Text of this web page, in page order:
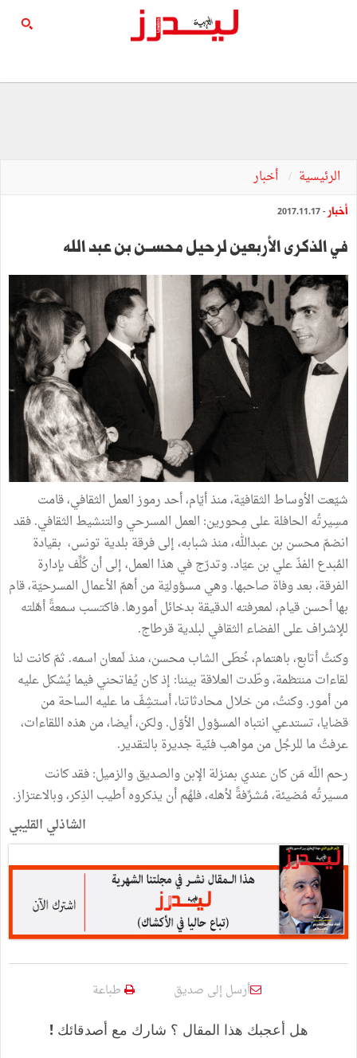
الرئيسية أخبار
أخبار - 2017.11.17
في الذكرى الأربعين لرحيل محســن بن عبد الله
شيّعت الأوساط الثقافيّة، منذ أيّام، أحد رموز العمل الثقافي، قامت
مسِيرتُه الحافلة على مِحورين: العمل المسرحي والتنشيط الثقافي. فقد
انضمّ محسن بن عبدالله، منذ شبابه، إلى فرقة بلدية تونس، بقيادة
المُبدع الفذّ علي بن عيّاد. وتدرّج في هذا العمل، إلى أن كُلِّف بإدارة
الفرقة، بعد وفاة صاحبها. وهي مسؤوليّة من أهمّ الأعمال المسرحيّة، قام
بها أحسن قيام، لمعرفته الدقيقة بدخائل أمورها. فاكتسب سمعةً أهّلته
للإشراف على الفضاء الثقافي لبلدية قرطاج.
وكنتُ أتابع، باهتمام، خُطَى الشاب محسن، منذ لَمعان اسمه. ثمّ كانت لنا
لقاءات منتظمة، وطّدت العلاقة بيننا: إذ كان يُفاتحني فيما يُشكل عليه
من أمور. وكنتُ، من خلال محادثاتنا، أستشِفّ ما عليه الساحة من
قضايا، تستدعي انتباه المسؤول الأوّل. ولكن، أيضا، من هذه اللقاءات،
عرفتُ ما للرجُل من مواهب فنّية جديرة بالتقدير.
رحم اللّه مَن كان عندي بمنزلة الإبن والصديق والزميل: فقد كانت
مسيرتُه مُضيئة، مُشرِّفةً لأهله، فلهُم أن يذكروه أطيب الذِكر، وبالاعتزاز.
الشاذلي القليبي
أرسل إلى صديق طباعة
هل أعجبك هذا المقال ؟ شارك مع أصدقائك !